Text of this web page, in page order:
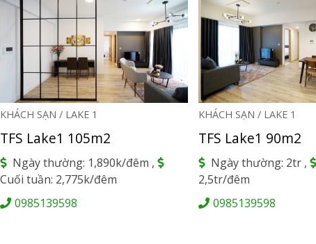
KHÁCH SẠN / LAKE 1
TFS Lake1 105m2
Ngày thường: 1,890k/đêm ,
Cuối tuần: 2,775k/đêm
0985139598
KHÁCH SẠN / LAKE 1
TFS Lake1 90m2
Ngày thường: 2tr ,
2,5tr/đêm
0985139598